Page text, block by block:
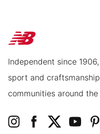
Independent since
sport and
communities around